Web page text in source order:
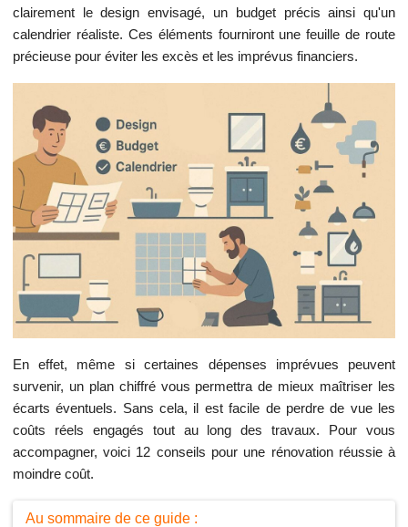
clairement le design envisagé, un budget précis ainsi qu'un
calendrier réaliste. Ces éléments fourniront une feuille de route
précieuse pour éviter les excès et les imprévus financiers.
En effet, même si certaines dépenses imprévues peuvent
survenir, un plan chiffré vous permettra de mieux maîtriser les
écarts éventuels. Sans cela, il est facile de perdre de vue les
coûts réels engagés tout au long des travaux. Pour vous
accompagner, voici 12 conseils pour une rénovation réussie à
moindre coût.
Au sommaire de ce guide :